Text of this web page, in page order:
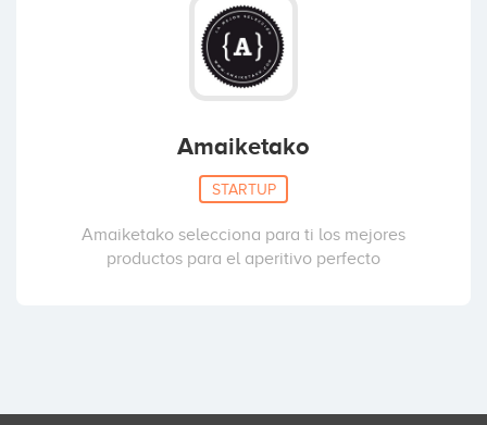
Amaiketako
STARTUP
Amaiketako selecciona para ti los mejores
productos para el aperitivo perfecto